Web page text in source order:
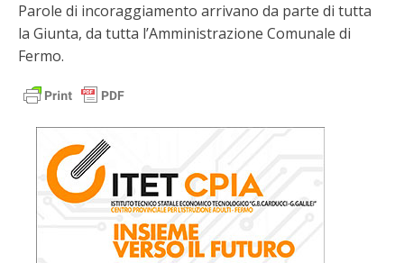
Parole di incoraggiamento arrivano da parte di tutta
la Giunta, da tutta l’Amministrazione Comunale di
Fermo.